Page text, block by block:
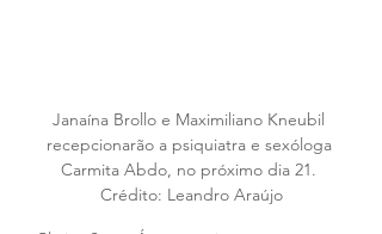
Janaína Brollo e Maximiliano Kneubil
recepcionarão a psiquiatra e sexóloga
Carmita Abdo, no próximo dia 21.
Crédito: Leandro Araújo